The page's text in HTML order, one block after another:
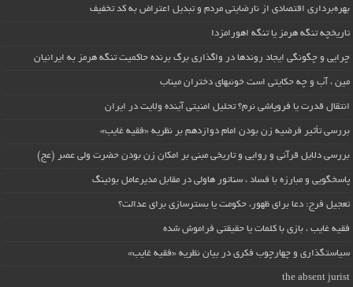
بهره‌برداری اقتصادی از نارضایتی مردم و تبدیل اعتراض به کد تخفیف
تاریخچه تنگه هرمز یا تنگه اهورامزدا
چرایی و چگونگی ایجاد روندها در واگذاری برگ برنده حاکمیت تنگه هرمز به ایرانیان
مین ، آب و چه حکایتی است خونبهای دختران میناب
انتقال قدرت یا فروپاشی نرم؟ تحلیل امنیتی آینده ولایت در ایران
بررسی تأثیر فرضیه زن بودن امام دوازدهم بر نظریه «فقیه غایب»
بررسی دلایل قرآنی و روایی و تاریخی مبنی بر امکان زن بودن حضرت ولی عصر (عج)
پاسخگویی و مبارزه با فساد ، سناتور هاولی در مقابل مدیرعامل بوئینگ
تعجیل فرج: دعا برای ظهور، حکومت یا بسترسازی برای عدالت؟
فقیه غایب ، بازی با کلمات یا حقیقتی فراموش شده
سیاستگذاری و چهارچوب فکری در بیان نظریه «فقیه غایب»
the absent jurist